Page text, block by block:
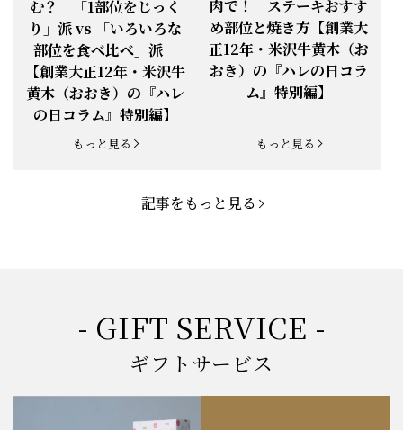
お知らせ 2025.5.28 「初夏の肉祭り」開催中
お知らせ 2025.5.19 「父の日特集」開催中
お知らせ 2025.4.28 「BBQ企画」開催中！
お知らせ 2025.4.28 「母の日企画」開催中！
2024.11.1 「お歳暮特集」開催中！
お知らせ 2024.10.18 【創業祭】１０１年目に突入！
む？ 「1部位をじっく
り」派 vs 「いろいろな
部位を食べ比べ」派
【創業大正12年・米沢牛
黄木（おおき）の『ハレ
の日コラム』特別編】
もっと見る
肉で！ ステーキおすす
め部位と焼き方【創業大
正12年・米沢牛黄木（お
おき）の『ハレの日コラ
ム』特別編】
もっと見る
記事をもっと見る
- GIFT SERVICE -
ギフトサービス